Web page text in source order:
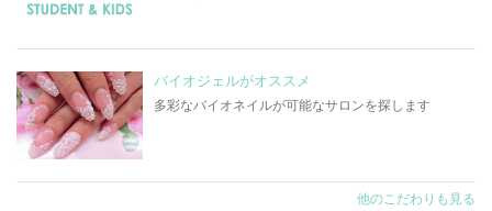
バイオジェルがオススメ
多彩なバイオネイルが可能なサロンを探します
他のこだわりも見る